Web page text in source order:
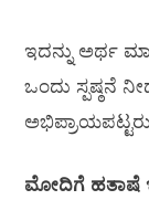
ಇದನ್ನು ಅರ್ಥ
ಒಂದು ಸ್ಪಷ್ಠನೆ
ಮೋದಿಗೆ ಹತಾಷೆ